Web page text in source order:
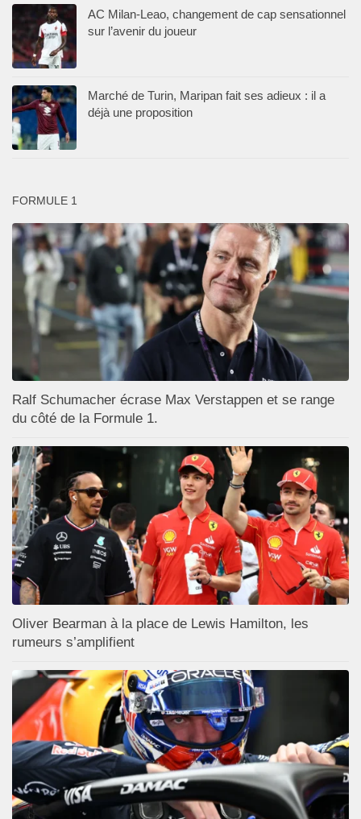
AC Milan-Leao, changement de cap sensationnel
sur l’avenir du joueur
Marché de Turin, Maripan fait ses adieux : il a
déjà une proposition
FORMULE 1
Ralf Schumacher écrase Max Verstappen et se range
du côté de la Formule 1.
Oliver Bearman à la place de Lewis Hamilton, les
rumeurs s’amplifient